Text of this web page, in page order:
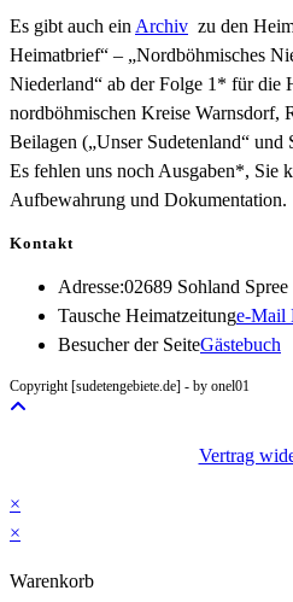
Es gibt auch ein Archiv zu den
Heimatbrief“ – „Nordböhmisches
Niederland“ ab der Folge 1* für die
nordböhmischen Kreise Warnsdorf,
Beilagen („Unser Sudetenland“ und
Es fehlen uns noch Ausgaben*, Sie
Aufbewahrung und Dokumentation.
Kontakt
Adresse:02689 Sohland Spree
Tausche Heimatzeitunge-Mail
Besucher der SeiteGästebuch
Copyright [sudetengebiete.de] - by onel01
Vertrag
×
×
Warenkorb